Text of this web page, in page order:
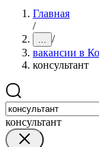
Главная
/
... /
вакансии в
консультант
консультант